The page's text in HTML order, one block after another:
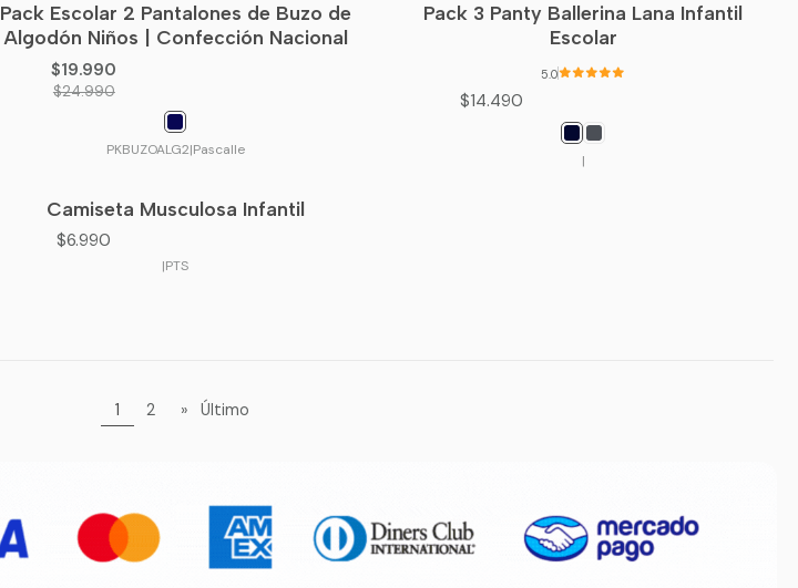
-20% OFF
Pack Escolar 2 Pantalones de Buzo de
Algodón Niños | Confección Nacional
$19.990
$24.990
PKBUZOALG2|Pascalle
Pack 3 Panty Ballerina Lana Infantil
Escolar
5.0
$14.490
|
Camiseta Musculosa Infantil
$6.990
|PTS
1 2 » Último